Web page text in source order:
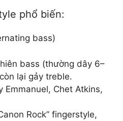
phổ biến:
bass)
bass (thường dây 6–
lại gảy treble.
Emmanuel, Chet Atkins,
Rock” fingerstyle,